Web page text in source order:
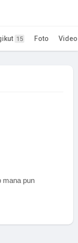
15 Foto Video
mana pun